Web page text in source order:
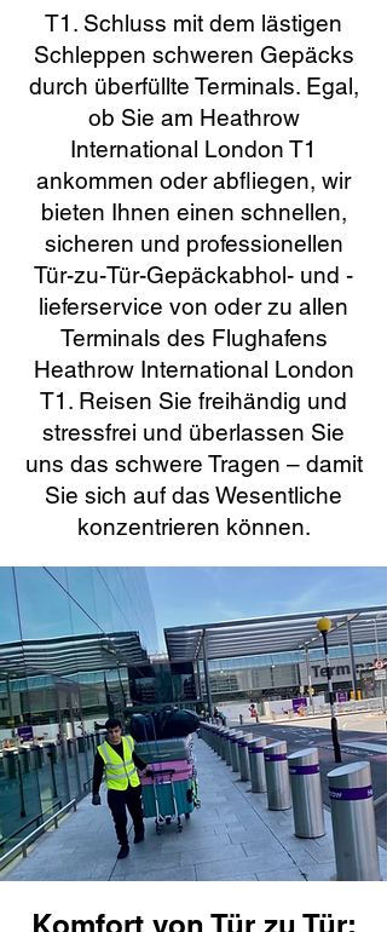
T1. Schluss mit dem lästigen
Schleppen schweren Gepäcks
durch überfüllte Terminals. Egal,
ob Sie am Heathrow
International London T1
ankommen oder abfliegen, wir
bieten Ihnen einen schnellen,
sicheren und professionellen
Tür-zu-Tür-Gepäckabhol- und -
lieferservice von oder zu allen
Terminals des Flughafens
Heathrow International London
T1. Reisen Sie freihändig und
stressfrei und überlassen Sie
uns das schwere Tragen – damit
Sie sich auf das Wesentliche
konzentrieren können.
Komfort von Tür zu Tür: